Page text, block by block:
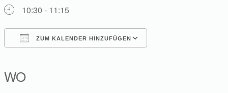
10:30 - 11:15
ZUM KALENDER HINZUFÜGEN
WO